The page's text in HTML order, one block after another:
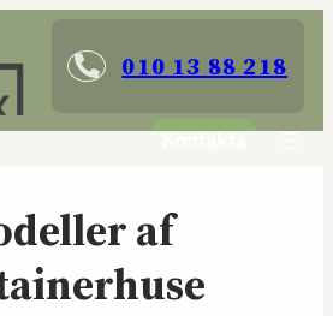
010 13 88 218
af